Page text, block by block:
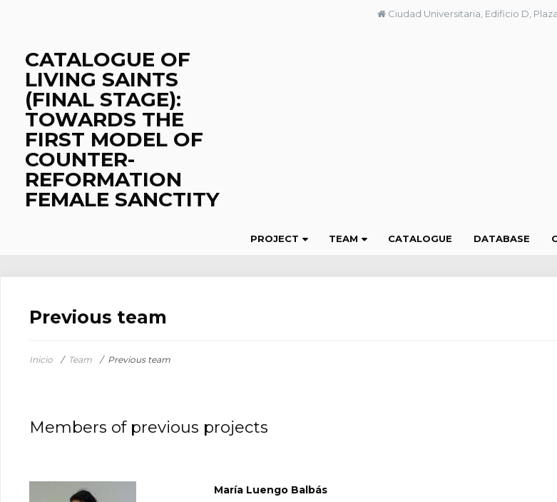
Ciudad Universitaria, Edificio D,
CATALOGUE OF
LIVING SAINTS
(FINAL STAGE):
TOWARDS THE
FIRST MODEL OF
COUNTER-
REFORMATION
FEMALE SANCTITY
PROJECT TEAM CATALOGUE DATABASE
Previous team
Inicio / Team / Previous team
Members of previous projects
María Luengo Balbás